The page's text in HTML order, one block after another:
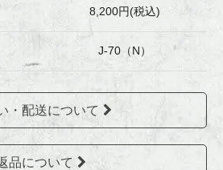
8,200円(税込)
J-70（N）
・配送について
品について